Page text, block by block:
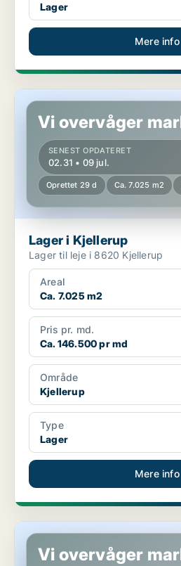
Lager
Mere info
Lager i Kjellerup
Vi overvåger
SENEST OPDATERET
02.31 • 09 jul.
Oprettet 29 d Ca. 7.025 m2
Lager i Kjellerup
Lager til leje i 8620 Kjellerup
Areal
Ca. 7.025 m2
Pris pr. md.
Ca. 146.500 pr md
Område
Kjellerup
Type
Lager
Mere info
Lager i Kjellerup
Vi overvåger